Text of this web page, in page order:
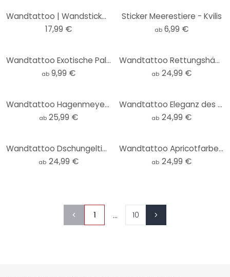
Wandtattoo | Wandsticker für Kinder - Niedliche Tiere unter Palmen - Oliver Robins - 50x70 cm
17,99 €
Sticker Meerestiere - Kvilis
ab 6,99 €
Wandtattoo Exotische Palme
ab 9,99 €
Wandtattoo Rettungshäuschen am Strand - Rivers - Rund
ab 24,99 €
Wandtattoo Hagenmeyer - Stay strong
ab 25,99 €
Wandtattoo Eleganz des Ozeans - Goldene Ströme - Alpenglow Workshop - Rund
ab 24,99 €
Wandtattoo Dschungeltiere auf großer Safari - Ms Tiff - Rund
ab 24,99 €
Wandtattoo Apricotfarbene Sonne - Kubistika - Rund
ab 24,99 €
1 ... 10